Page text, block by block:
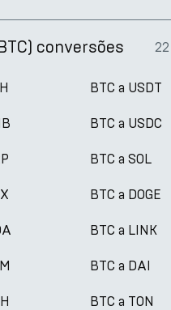
) conversões
BTC a USDT
BTC a USDC
BTC a SOL
BTC a DOGE
BTC a LINK
BTC a DAI
BTC a TON